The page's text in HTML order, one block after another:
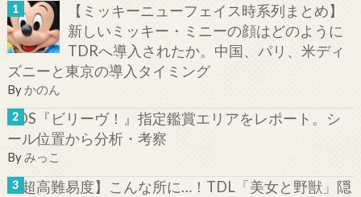
【ミッキーニューフェイス時系列まとめ】
新しいミッキー・ミニーの顔はどのように
TDRへ導入されたか。中国、パリ、米ディ
ズニーと東京の導入タイミング
Byかのん
TDS『ビリーヴ！』指定鑑賞エリアをレポート。シ
ール位置から分析・考察
Byみっこ
【超高難易度】こんな所に…！TDL「美女と野獣」隠